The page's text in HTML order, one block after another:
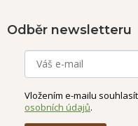
Odběr newsletteru
Vložením e-mailu
osobních údajů.